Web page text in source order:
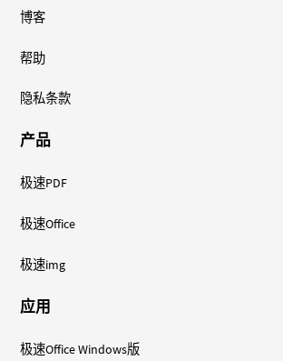
博客
帮助
隐私条款
产品
极速PDF
极速Office
极速img
应用
极速Office Windows版